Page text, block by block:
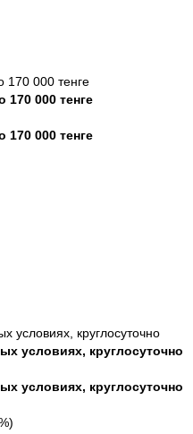
000 тенге
000 тенге
условиях, круглосуточно
условиях, круглосуточно